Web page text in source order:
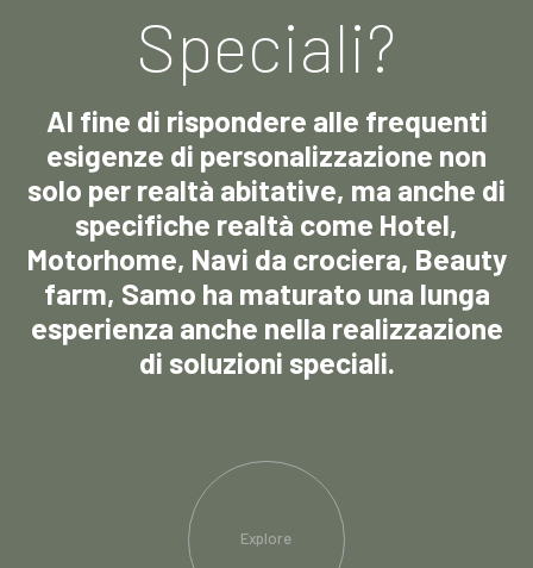
Speciali?
Al fine di rispondere alle frequenti
esigenze di personalizzazione non
solo per realtà abitative, ma anche di
specifiche realtà come Hotel,
Motorhome, Navi da crociera, Beauty
farm, Samo ha maturato una lunga
esperienza anche nella realizzazione
di soluzioni speciali.
Explore